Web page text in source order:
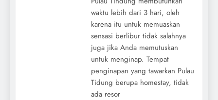
waktu lebih dari 3 hari, oleh
karena itu untuk memuaskan
sensasi berlibur tidak salahnya
juga jika Anda memutuskan
untuk menginap. Tempat
penginapan yang tawarkan Pulau
Tidung berupa homestay, tidak
ada resor